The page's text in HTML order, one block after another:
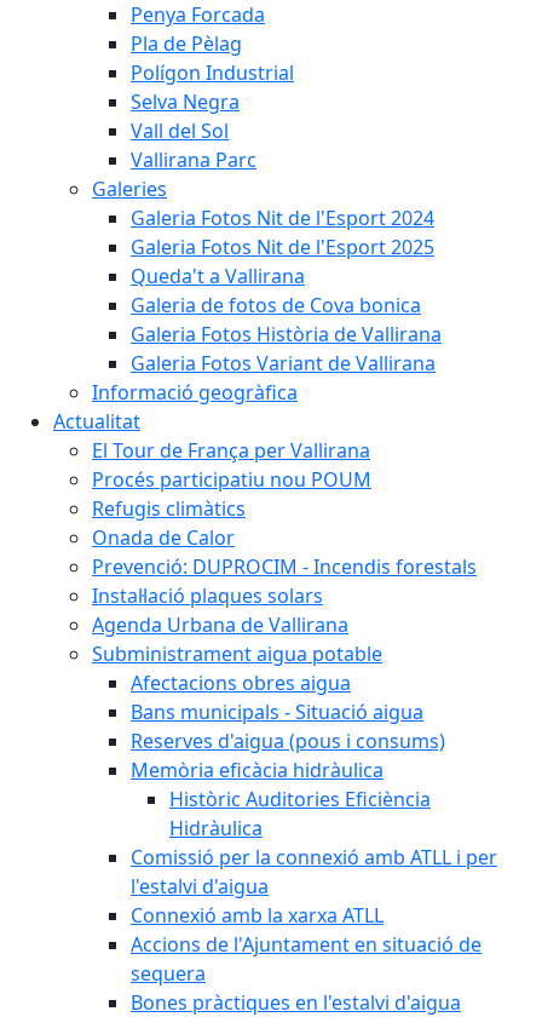
Penya Forcada
Pla de Pèlag
Polígon Industrial
Selva Negra
Vall del Sol
Vallirana Parc
Galeries
Galeria Fotos Nit de l'Esport 2024
Galeria Fotos Nit de l'Esport 2025
Queda't a Vallirana
Galeria de fotos de Cova bonica
Galeria Fotos Història de Vallirana
Galeria Fotos Variant de Vallirana
Informació geogràfica
Actualitat
El Tour de França per Vallirana
Procés participatiu nou POUM
Refugis climàtics
Onada de Calor
Prevenció: DUPROCIM - Incendis forestals
Instal·lació plaques solars
Agenda Urbana de Vallirana
Subministrament aigua potable
Afectacions obres aigua
Bans municipals - Situació aigua
Reserves d'aigua (pous i consums)
Memòria eficàcia hidràulica
Històric Auditories Eficiència
Hidràulica
Comissió per la connexió amb ATLL i per
l'estalvi d'aigua
Connexió amb la xarxa ATLL
Accions de l'Ajuntament en situació de
sequera
Bones pràctiques en l'estalvi d'aigua